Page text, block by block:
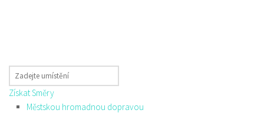
Získat Směry
Městskou hromadnou dopravou